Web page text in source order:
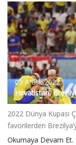
09 Aralık 2022
Hırvatistan,
2022 Dünya Kupası
favorilerden
Okumaya Devam Et.